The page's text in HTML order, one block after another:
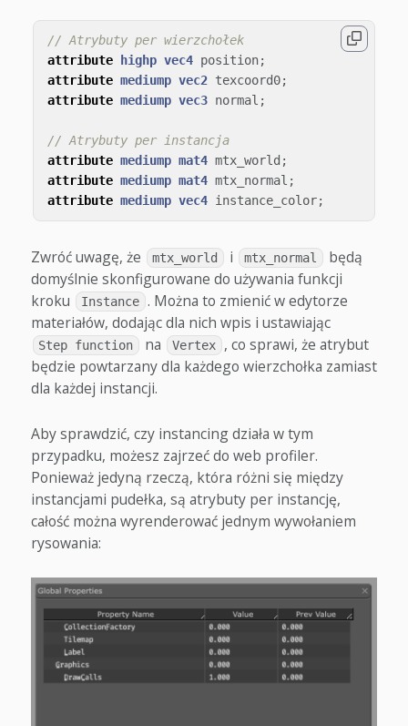
// Atrybuty per wierzchołek
attribute
highp vec4 position;
attribute mediump vec2 texcoord0;
attribute mediump vec3 normal ;
// Atrybuty per instancja
attribute mediump mat4 mtx_world ;
attribute mediump mat4 mtx_normal ;
attribute mediump vec4 instance_color;
Zwróć uwagę, że mtx_world i mtx_normal
będą
domyślnie skonfigurowane do używania funkcji
kroku
Instance . Można to zmienić w edytorze
materiałów, dodając dla nich wpis i ustawiając
Step function na Vertex
, co sprawi, że atrybut
będzie powtarzany dla każdego wierzchołka zamiast
dla każdej instancji.
Aby sprawdzić, czy instancing działa w tym
przypadku, możesz zajrzeć do web profiler.
Ponieważ jedyną rzeczą, która różni się między
instancjami pudełka, są atrybuty per instancję,
całość można wyrenderować jednym wywołaniem
rysowania: